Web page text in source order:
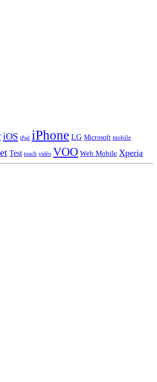
iOS iPad iPhone LG Microsoft mobile
Test touch vidéo VOO Web Mobile Xperia